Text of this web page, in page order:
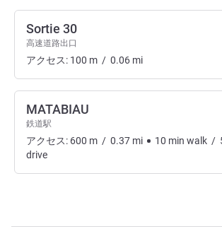
Sortie 30
高速道路出口
アクセス: 100 m / 0.06 mi
MATABIAU
鉄道駅
アクセス: 600 m / 0.37 mi 10 min walk /
drive